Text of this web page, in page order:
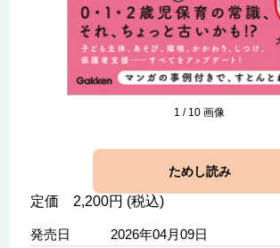
1 / 10 画像
ためし読み
定価 2,200円 (税込)
発売日
2026年04月09日